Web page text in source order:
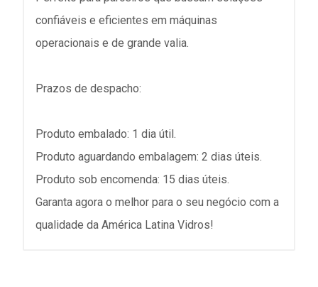
confiáveis e eficientes em máquinas
operacionais e de grande valia.
Prazos de despacho:
Produto embalado: 1 dia útil.
Produto aguardando embalagem: 2 dias úteis.
Produto sob encomenda: 15 dias úteis.
Garanta agora o melhor para o seu negócio com a
qualidade da América Latina Vidros!